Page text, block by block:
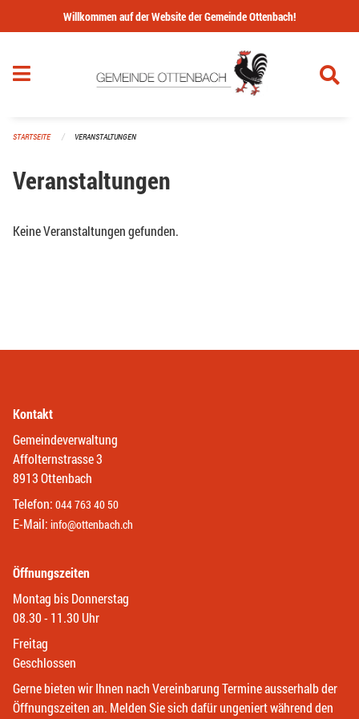
Navigation überspringen
Willkommen auf der Website der Gemeinde Ottenbach!
STARTSEITE VERANSTALTUNGEN
Veranstaltungen
Keine Veranstaltungen gefunden.
Kontakt
Gemeindeverwaltung
Affolternstrasse 3
8913 Ottenbach
Telefon: 044 763 40 50
E-Mail: info@ottenbach.ch
Öffnungszeiten
Montag bis Donnerstag
08.30 - 11.30 Uhr
Freitag
Geschlossen
Gerne bieten wir Ihnen nach Vereinbarung Termine ausserhalb der
Öffnungszeiten an. Melden Sie sich dafür ungeniert während den